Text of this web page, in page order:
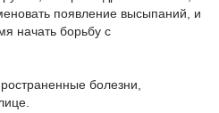
появление высыпаний, и
начать борьбу с
болезни,